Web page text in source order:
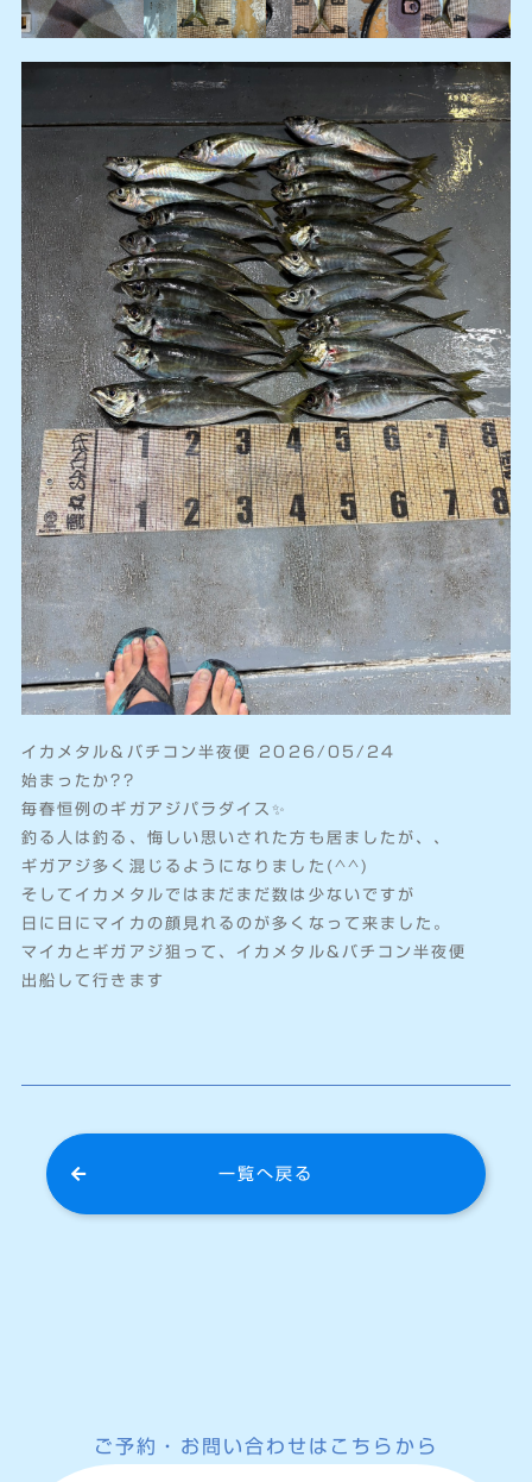
イカメタル&バチコン半夜便 2026/05/24
始まったか??
毎春恒例のギガアジパラダイス✨️
釣る人は釣る、悔しい思いされた方も居ましたが、、
ギガアジ多く混じるようになりました(^^)
そしてイカメタルではまだまだ数は少ないですが
日に日にマイカの顔見れるのが多くなって来ました。
マイカとギガアジ狙って、イカメタル&バチコン半夜便
出船して行きます
一覧へ戻る
ご予約・お問い合わせはこちらから